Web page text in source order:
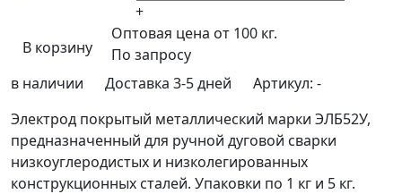
+
В корзину
Оптовая цена от 100 кг.
По запросу
в наличии
Доставка 3-5 дней Артикул: -
Электрод покрытый металлический марки ЭЛБ52У,
предназначенный для ручной дуговой сварки
низкоуглеродистых и низколегированных
конструкционных сталей. Упаковки по 1 кг и 5 кг.